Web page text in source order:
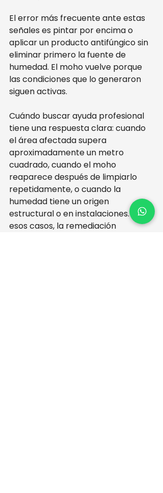
El error más frecuente ante estas
señales es pintar por encima o
aplicar un producto antifúngico sin
eliminar primero la fuente de
humedad. El moho vuelve porque
las condiciones que lo generaron
siguen activas.
Cuándo buscar ayuda profesional
tiene una respuesta clara: cuando
el área afectada supera
aproximadamente un metro
cuadrado, cuando el moho
reaparece después de limpiarlo
repetidamente, o cuando la
humedad tiene un origen
estructural o en instalaciones. En
esos casos, la remediación